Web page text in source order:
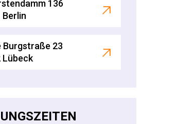
136
Berlin
Burgstraße 23
Lübeck